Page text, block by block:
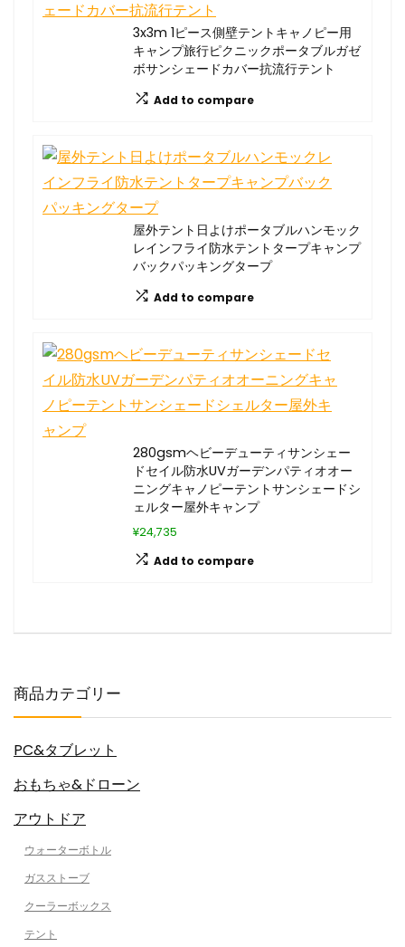
3x3m 1ピース側壁テントキャノピー用
キャンプ旅行ピクニックポータブルガゼ
ボサンシェードカバー抗流行テント
Add to compare
屋外テント日よけポータブルハンモック
レインフライ防水テントタープキャンプ
バックパッキングタープ
Add to compare
280gsmヘビーデューティサンシェー
ドセイル防水UVガーデンパティオオー
ニングキャノピーテントサンシェードシ
ェルター屋外キャンプ
¥24,735
Add to compare
商品カテゴリー
PC&タブレット
おもちゃ&ドローン
アウトドア
ウォーターボトル
ガスストーブ
クーラーボックス
テント